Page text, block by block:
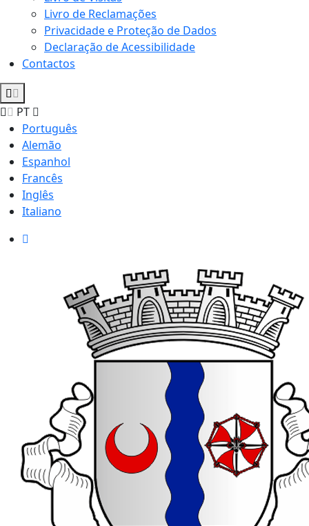
Livro de Reclamações
Privacidade e Proteção de Dados
Declaração de Acessibilidade
Contactos
PT
Português
Alemão
Espanhol
Francês
Inglês
Italiano